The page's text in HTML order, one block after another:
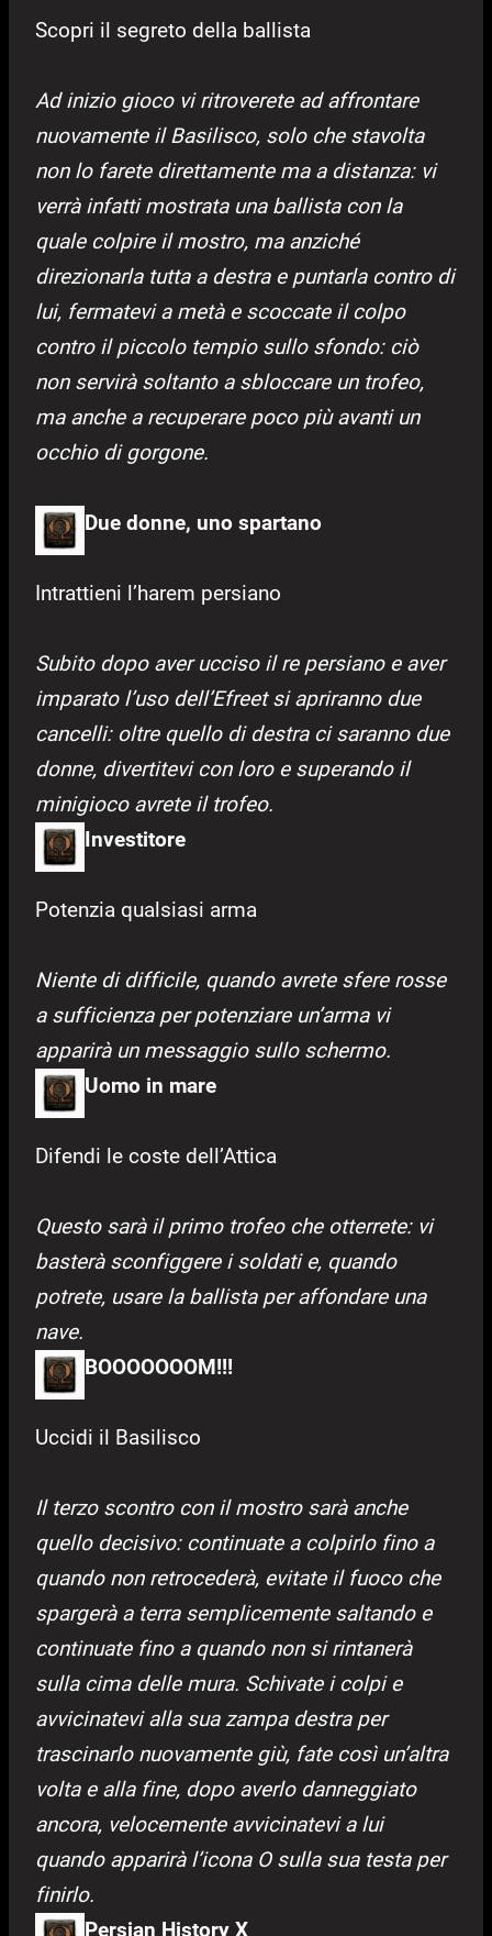
Scopri il segreto della ballista
Ad inizio gioco vi ritroverete ad affrontare
nuovamente il Basilisco, solo che stavolta
non lo farete direttamente ma a distanza: vi
verrà infatti mostrata una ballista con la
quale colpire il mostro, ma anziché
direzionarla tutta a destra e puntarla contro di
lui, fermatevi a metà e scoccate il colpo
contro il piccolo tempio sullo sfondo: ciò
non servirà soltanto a sbloccare un trofeo,
ma anche a recuperare poco più avanti un
occhio di gorgone.
Due donne, uno spartano
Intrattieni l’harem persiano
Subito dopo aver ucciso il re persiano e aver
imparato l’uso dell’Efreet si apriranno due
cancelli: oltre quello di destra ci saranno due
donne, divertitevi con loro e superando il
minigioco avrete il trofeo.
Investitore
Potenzia qualsiasi arma
Niente di difficile, quando avrete sfere rosse
a sufficienza per potenziare un’arma vi
apparirà un messaggio sullo schermo.
Uomo in mare
Difendi le coste dell’Attica
Questo sarà il primo trofeo che otterrete: vi
basterà sconfiggere i soldati e, quando
potrete, usare la ballista per affondare una
nave.
BOOOOOOOM!!!
Uccidi il Basilisco
Il terzo scontro con il mostro sarà anche
quello decisivo: continuate a colpirlo fino a
quando non retrocederà, evitate il fuoco che
spargerà a terra semplicemente saltando e
continuate fino a quando non si rintanerà
sulla cima delle mura. Schivate i colpi e
avvicinatevi alla sua zampa destra per
trascinarlo nuovamente giù, fate così un’altra
volta e alla fine, dopo averlo danneggiato
ancora, velocemente avvicinatevi a lui
quando apparirà l’icona O sulla sua testa per
finirlo.
Persian History X